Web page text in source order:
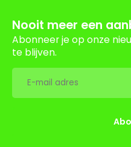
Nooit meer een
Abonneer je op onze
te blijven.